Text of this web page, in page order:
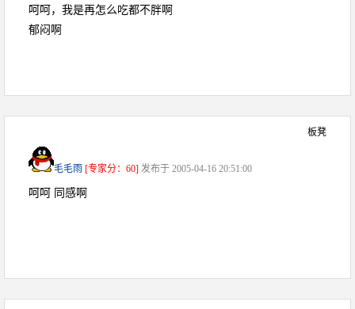
呵呵，我是再怎么吃都不胖啊
郁闷啊
板凳
毛毛雨 [专家分：60] 发布于 2005-04-16 20:51:00
呵呵 同感啊